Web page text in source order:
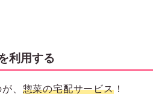
利用する
、 惣菜の宅配サービス！